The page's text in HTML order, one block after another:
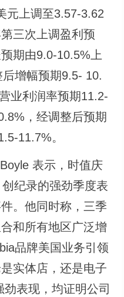
元上调至3.57-3.62
三次上调盈利预
期由9.0-10.5%上
增幅预期9.5- 10.
业利润率预期11.2-
，经调整后预期
11.7%。
表示，时值庆
纪录的强劲季度表
。他同时称，三季
和所有地区广泛增
品牌美国业务引领
实体店，还是电子
表现，均证明公司